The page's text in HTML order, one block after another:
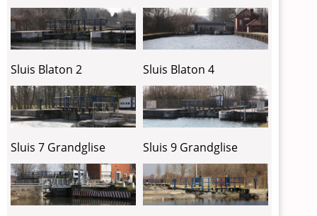
Sluis Blaton 2 Sluis Blaton 4
Sluis 7 Grandglise Sluis 9 Grandglise